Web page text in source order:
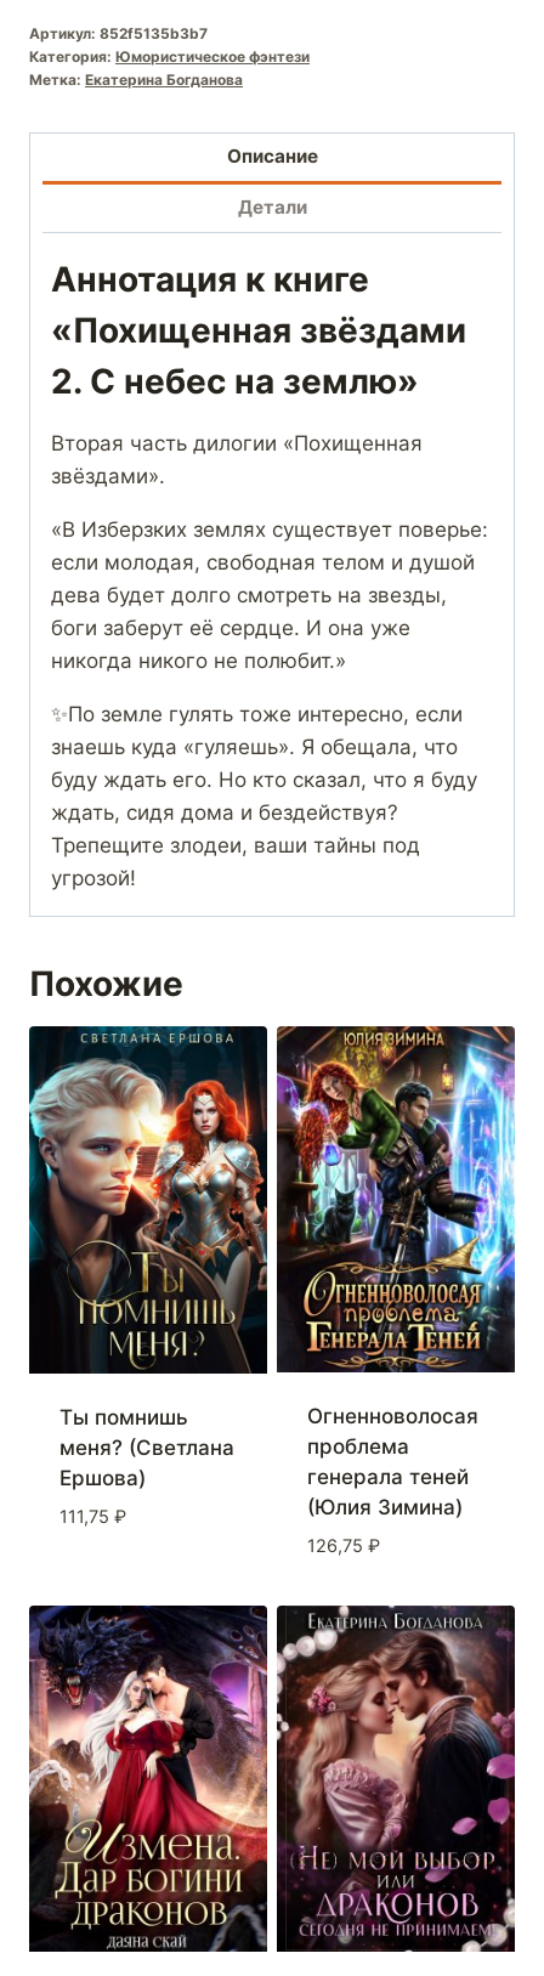
Артикул: 852f5135b3b7
Категория: Юмористическое фэнтези
Метка: Екатерина Богданова
Описание
Детали
Аннотация к книге
«Похищенная звёздами
2. С небес на землю»
Вторая часть дилогии «Похищенная
звёздами».
«В Изберзких землях существует поверье:
если молодая, свободная телом и душой
дева будет долго смотреть на звезды,
боги заберут её сердце. И она уже
никогда никого не полюбит.»
✨По земле гулять тоже интересно, если
знаешь куда «гуляешь». Я обещала, что
буду ждать его. Но кто сказал, что я буду
ждать, сидя дома и бездействуя?
Трепещите злодеи, ваши тайны под
угрозой!
Похожие
Ты помнишь
меня? (Светлана
Ершова)
111,75 ₽
Огненноволосая
проблема
генерала теней
(Юлия Зимина)
126,75 ₽